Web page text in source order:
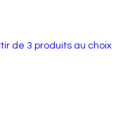
de 3 produits au choix